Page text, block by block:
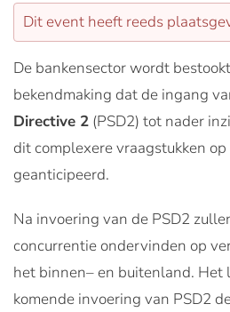
Dit event heeft reeds
De bankensector wordt
bekendmaking dat de ingang
Directive 2 (PSD2) tot nader
dit complexere vraagstukken
geanticipeerd.
Na invoering van de PSD2
concurrentie ondervinden op
het binnen– en buitenland. Het
komende invoering van PSD2